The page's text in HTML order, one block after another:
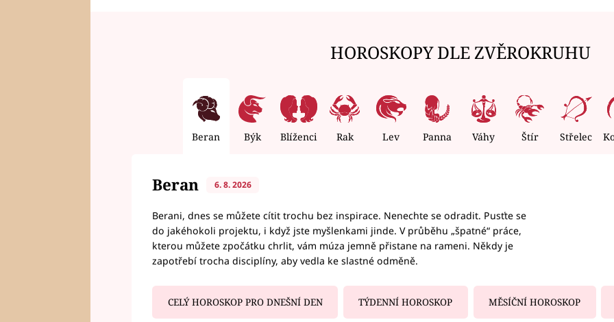
HOROSKOPY DLE ZVĚROKRUHU
Beran Býk Blíženci Rak Lev Panna Váhy Štír Střelec
Beran 6. 8. 2026
Berani, dnes se můžete cítit trochu bez inspirace. Nenechte se odradit. Pusťte se
do jakéhokoli projektu, i když jste myšlenkami jinde. V průběhu „špatné“ práce,
kterou můžete zpočátku chrlit, vám múza jemně přistane na rameni. Někdy je
zapotřebí trocha disciplíny, aby vedla ke slastné odměně.
CELÝ HOROSKOP PRO DNEŠNÍ DEN TÝDENNÍ HOROSKOP MĚSÍČNÍ HOROSKOP